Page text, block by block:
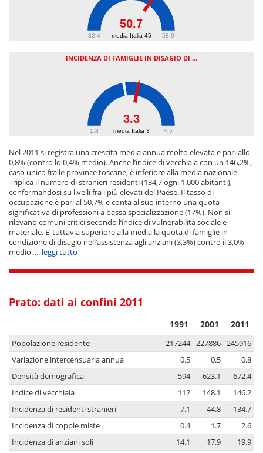
media Italia 45
50.7
32.4 58.9
INCIDENZA DI FAMIGLIE IN DISAGIO DI ...
media Italia 3
3.3
1.8 4.5
Nel 2011 si registra una crescita media annua molto elevata e pari allo
0,8% (contro lo 0,4% medio). Anche l’indice di vecchiaia con un 146,2%,
caso unico fra le province toscane, è inferiore alla media nazionale.
Triplica il numero di stranieri residenti (134,7 ogni 1.000 abitanti),
confermandosi su livelli fra i più elevati del Paese. Il tasso di
occupazione è pari al 50,7% e conta al suo interno una quota
significativa di professioni a bassa specializzazione (17%). Non si
rilevano comuni critici secondo l’indice di vulnerabilità sociale e
materiale. E’ tuttavia superiore alla media la quota di famiglie in
condizione di disagio nell’assistenza agli anziani (3,3%) contro il 3,0%
medio. ... leggi tutto
Prato: dati ai confini 2011
1991 2001 2011
Popolazione residente 217244 227886 245916
Variazione intercensuaria annua
0.5 0.5
0.8
Densità demografica
594 623.1
672.4
Indice di vecchiaia
112 148.1
146.2
Incidenza di residenti stranieri
7.1 44.8
134.7
Incidenza di coppie miste
0.4 1.7
2.6
Incidenza di anziani soli
14.1 17.9
19.9